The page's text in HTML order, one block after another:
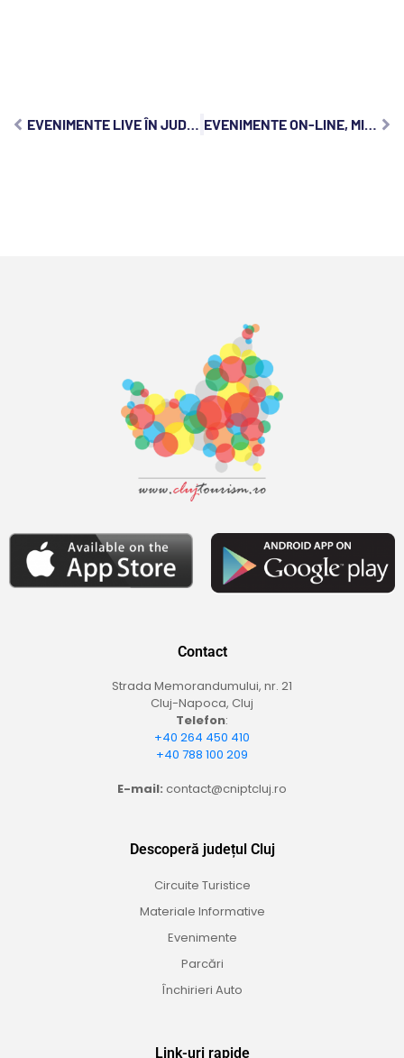
Contact
Strada Memorandumului, nr. 21
Cluj-Napoca, Cluj
Telefon:
+40 264 450 410
+40 788 100 209
E-mail: contact@cniptcluj.ro
Descoperă județul Cluj
Circuite Turistice
Materiale Informative
Evenimente
Parcări
Închirieri Auto
Link-uri rapide